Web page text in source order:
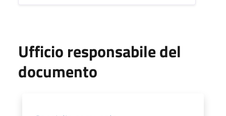
Ufficio responsabile del
documento